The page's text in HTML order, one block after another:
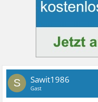
S Sawit1986
Gast